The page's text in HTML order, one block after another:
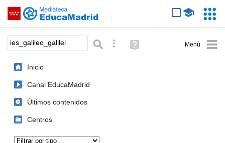
Saltar navegación
Palabra o frase: Búsqueda avanzada
Ayuda
(en
Inicio
Canal EducaMadrid
Últimos contenidos
Centros